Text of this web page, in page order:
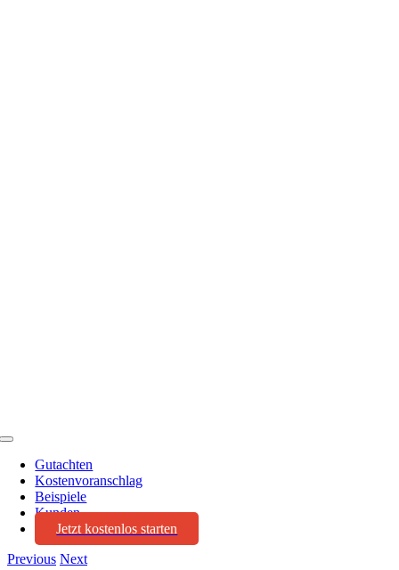
Toggle
NavigationGutachten
Kostenvoranschlag
Beispiele
Kunden
Jetzt kostenlos starten
Previous Next